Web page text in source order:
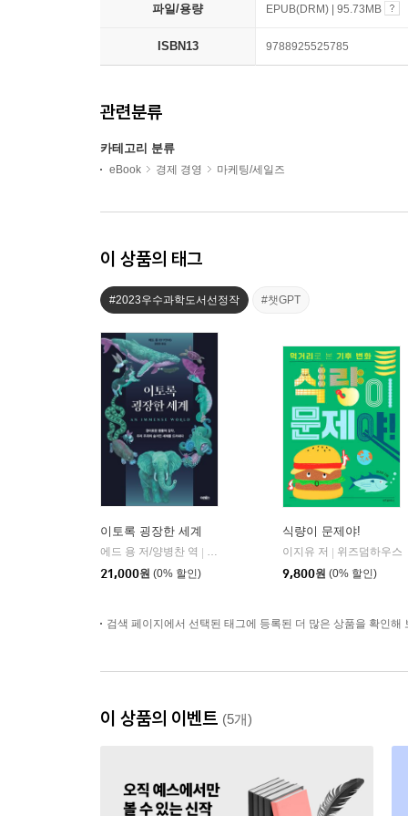
파일/용량 EPUB(DRM) | 95.73MB
ISBN13 9788925525785
관련분류
카테고리 분류
eBook 경제 경영 마케팅/세일즈
이 상품의 태그
#2023우수과학도서선정작 #챗GPT
이토록 굉장한 세계
에드 용 저/양병찬 역 |
21,000원 (0% 할인)
식량이 문제야!
이지유 저 | 위즈덤하우스
9,800원 (0% 할인)
검색 페이지에서 선택된 태그에 등록된 더 많은 상품을 확인해
이 상품의 이벤트 (5개)